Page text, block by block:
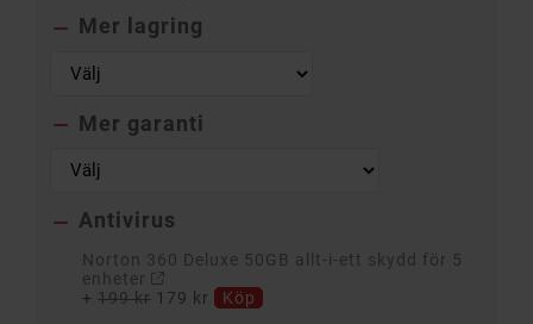
 Mer lagring
 Mer garanti
 Antivirus
Norton 360 Deluxe 50GB allt-i-ett skydd för 5
enheter
+199 kr 179 kr Köp